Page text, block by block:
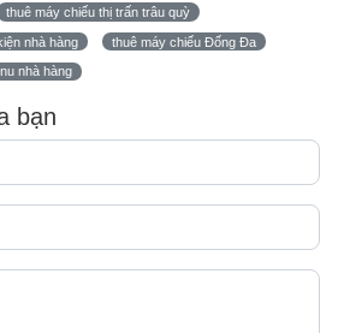
thuê máy chiếu thị trấn trâu quỳ
nhà hàng thuê máy chiếu Đống Đa
nhà hàng
bạn